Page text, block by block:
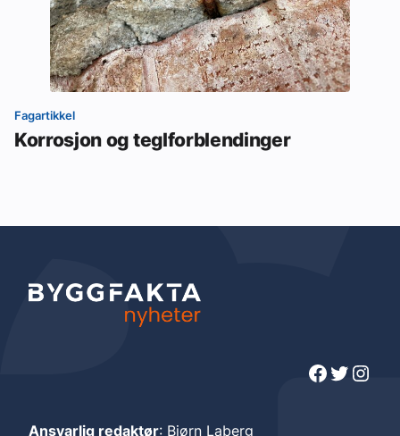
Fagartikkel
Korrosjon og teglforblendinger
Facebook Twitter Instagram
Ansvarlig redaktør: Bjørn Laberg